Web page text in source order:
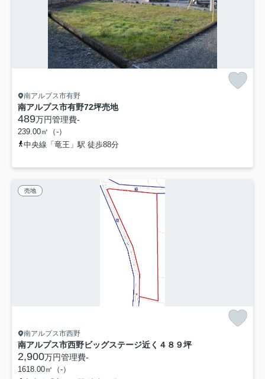
南アルプス市有野
南アルプス市有野72坪売地
489万円管理費-
239.00㎡（-）
中央線「竜王」駅 徒歩88分
売地
南アルプス市西野
南アルプス市西野ビッグステージ近く４８９坪
2,900万円管理費-
1618.00㎡（-）